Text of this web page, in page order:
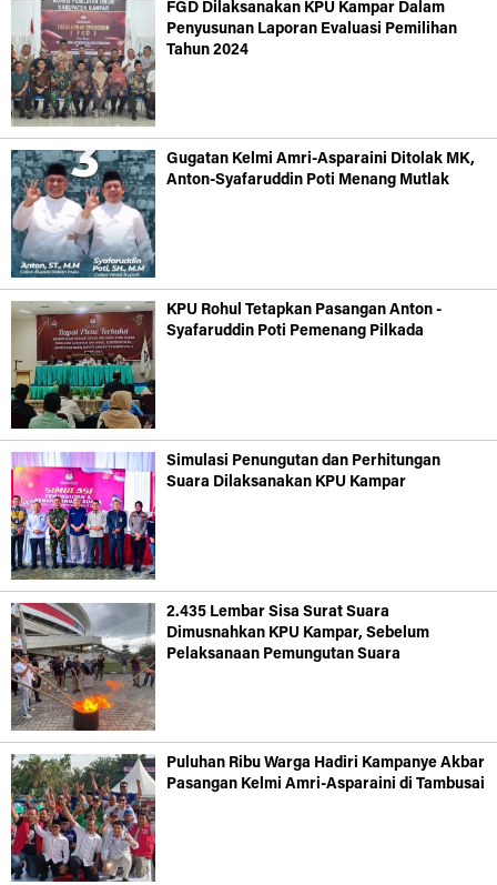
FGD Dilaksanakan KPU Kampar Dalam
Penyusunan Laporan Evaluasi Pemilihan
Tahun 2024
Gugatan Kelmi Amri-Asparaini Ditolak MK,
Anton-Syafaruddin Poti Menang Mutlak
KPU Rohul Tetapkan Pasangan Anton -
Syafaruddin Poti Pemenang Pilkada
Simulasi Penungutan dan Perhitungan
Suara Dilaksanakan KPU Kampar
2.435 Lembar Sisa Surat Suara
Dimusnahkan KPU Kampar, Sebelum
Pelaksanaan Pemungutan Suara
Puluhan Ribu Warga Hadiri Kampanye Akbar
Pasangan Kelmi Amri-Asparaini di Tambusai